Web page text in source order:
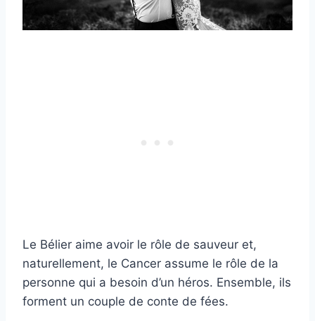
Le Bélier aime avoir le rôle de sauveur et,
naturellement, le Cancer assume le rôle de la
personne qui a besoin d’un héros. Ensemble, ils
forment un couple de conte de fées.